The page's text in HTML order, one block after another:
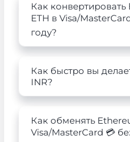
Как
ETH в Visa/
году?
Как быстро вы
INR?
Как обменять
Visa/MasterCard 💳